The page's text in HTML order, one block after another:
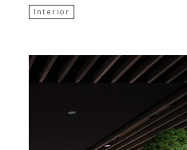
Interior